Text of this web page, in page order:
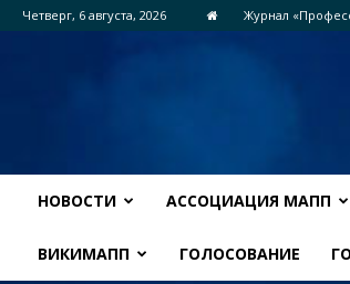
Четверг, 6 августа, 2026 Журнал
НОВОСТИ АССОЦИАЦИЯ МАПП
ВИКИМАПП ГОЛОСОВАНИЕ